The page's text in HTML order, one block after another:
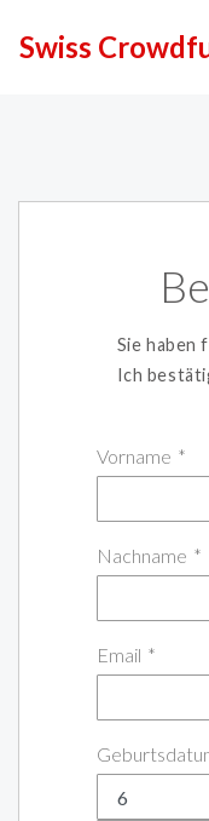
Swiss
Sie haben
Ich
*
Vorname
*
Nachname
*
Email